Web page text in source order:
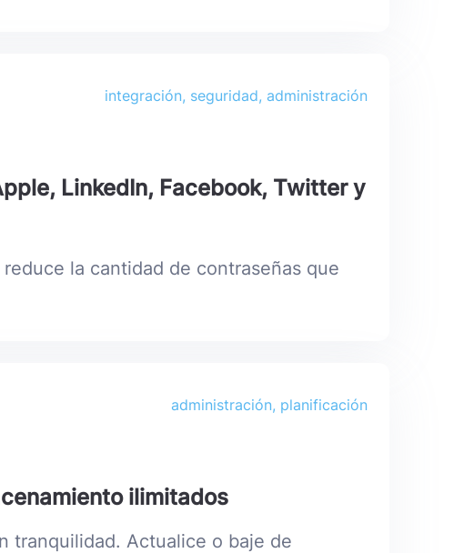
integración, seguridad, administración
LinkedIn, Facebook, Twitter y
la cantidad de contraseñas que
administración, planificación
ilimitados
tranquilidad. Actualice o baje de